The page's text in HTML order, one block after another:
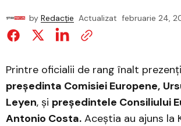
by Redacție Actualizat februarie 24,
Printre oficialii de rang înalt
președinta Comisiei Europene,
Leyen, și președintele Consiliului
Antonio Costa. Aceștia au ajuns la